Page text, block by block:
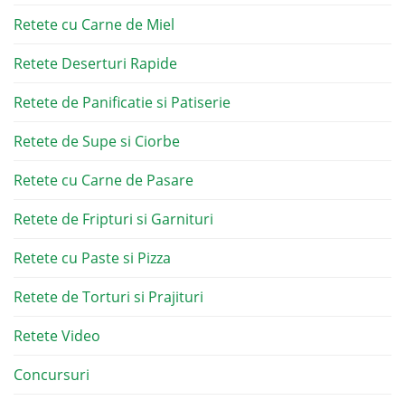
Retete cu Carne de Miel
Retete Deserturi Rapide
Retete de Panificatie si Patiserie
Retete de Supe si Ciorbe
Retete cu Carne de Pasare
Retete de Fripturi si Garnituri
Retete cu Paste si Pizza
Retete de Torturi si Prajituri
Retete Video
Concursuri